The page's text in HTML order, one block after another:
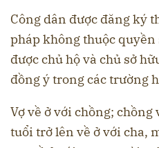
Công dân được đăng ký
pháp không thuộc
được chủ hộ và chủ sở
đồng ý trong các trường
Vợ về ở với chồng;
tuổi trở lên về ở với cha,